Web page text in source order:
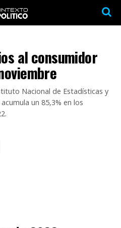
al consumidor
Nacional de Estadísticas y
un 85,3% en los